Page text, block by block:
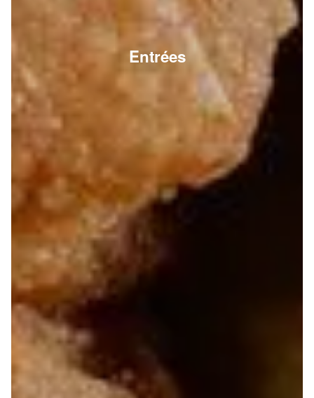
Entrées